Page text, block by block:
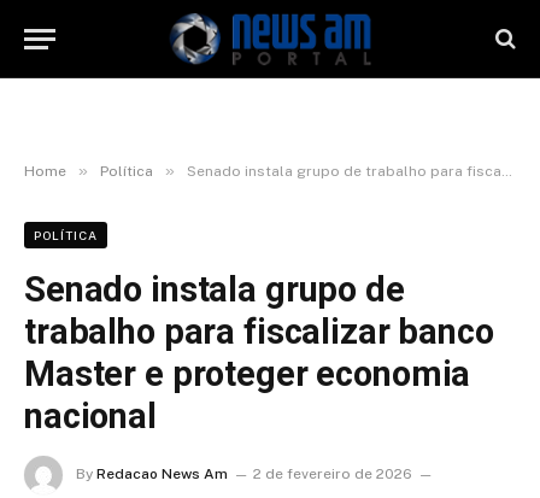
Home » Política » Senado instala grupo de trabalho para fiscalizar banco Master e proteger economia nacional
POLÍTICA
Senado instala grupo de
trabalho para fiscalizar banco
Master e proteger economia
nacional
By Redacao News Am
2 de fevereiro de 2026